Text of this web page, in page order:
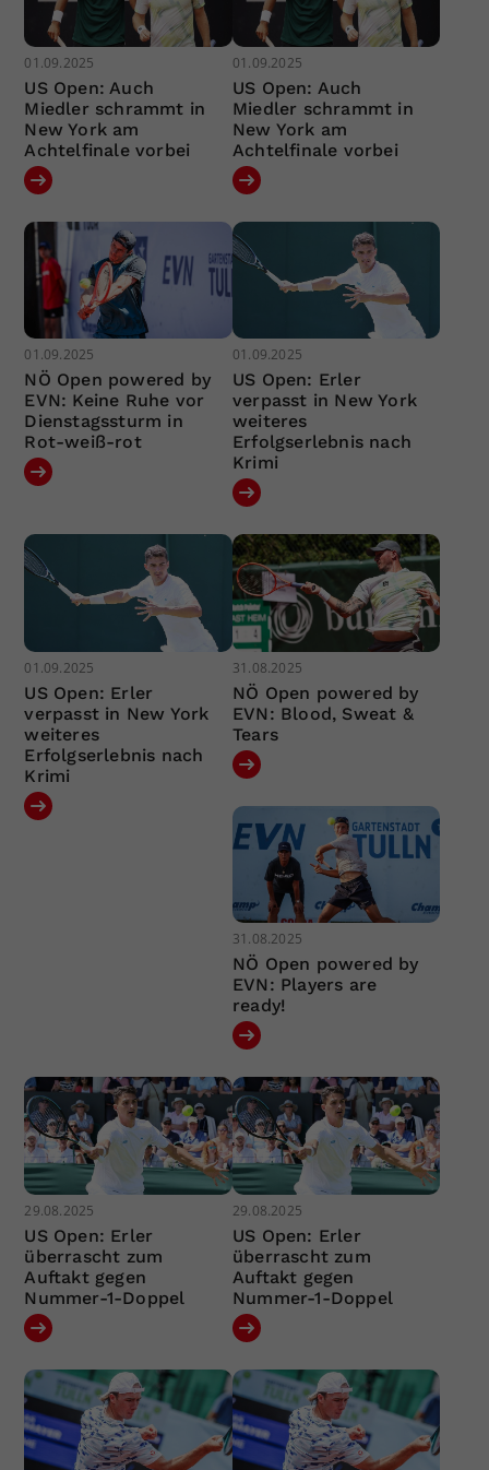
01.09.2025
US Open: Auch
Miedler schrammt in
New York am
Achtelfinale vorbei
01.09.2025
US Open: Auch
Miedler schrammt in
New York am
Achtelfinale vorbei
01.09.2025
NÖ Open powered by
EVN: Keine Ruhe vor
Dienstagssturm in
Rot-weiß-rot
01.09.2025
US Open: Erler
verpasst in New York
weiteres
Erfolgserlebnis nach
Krimi
01.09.2025
US Open: Erler
verpasst in New York
weiteres
Erfolgserlebnis nach
Krimi
31.08.2025
NÖ Open powered by
EVN: Blood, Sweat &
Tears
31.08.2025
NÖ Open powered by
EVN: Players are
ready!
29.08.2025
US Open: Erler
überrascht zum
Auftakt gegen
Nummer-1-Doppel
29.08.2025
US Open: Erler
überrascht zum
Auftakt gegen
Nummer-1-Doppel